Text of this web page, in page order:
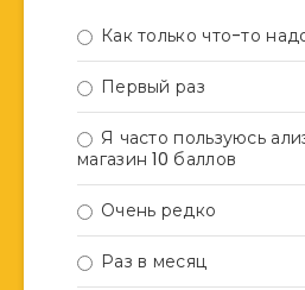
Как только что-то
Первый раз
Я часто пользуюсь
магазин 10 баллов
Очень редко
Раз в месяц